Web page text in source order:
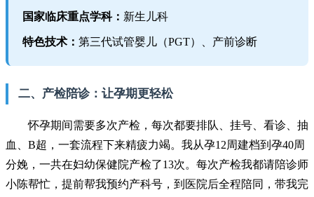
国家临床重点学科： 新生儿科
特色技术： 第三代试管婴儿（PGT）、产前诊断
二、产检陪诊：让孕期更轻松
怀孕期间需要多次产检，每次都要排队、挂号、看诊、抽
血、B超，一套流程下来精疲力竭。我从孕12周建档到孕40周
分娩，一共在妇幼保健院产检了13次。每次产检我都请陪诊师
小陈帮忙，提前帮我预约产科号，到医院后全程陪同，带我完